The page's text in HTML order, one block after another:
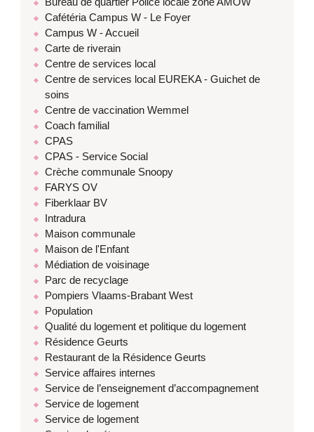
Cafétéria Campus W - Le Foyer
Campus W - Accueil
Carte de riverain
Centre de services local
Centre de services local EUREKA - Guichet de
soins
Centre de vaccination Wemmel
Coach familial
CPAS
CPAS - Service Social
Crèche communale Snoopy
FARYS OV
Fiberklaar BV
Intradura
Maison communale
Maison de l'Enfant
Médiation de voisinage
Parc de recyclage
Pompiers Vlaams-Brabant West
Population
Qualité du logement et politique du logement
Résidence Geurts
Restaurant de la Résidence Geurts
Service affaires internes
Service de l’enseignement d’accompagnement
Service de logement
Service de logement